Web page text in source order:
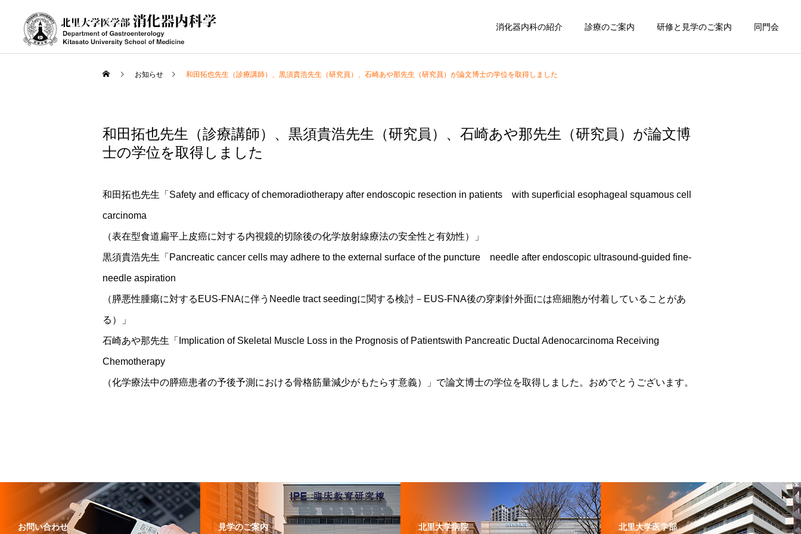
消化器内科の紹介 診療のご案内 研修と見学のご案内 同門会
お知らせ 和田拓也先生（診療講師）、黒須貴浩先生（研究員）、石崎あや那先生（研究員）が論文博士の学位を取得しました
和田拓也先生（診療講師）、黒須貴浩先生（研究員）、石崎あや那先生（研究員）が論文博
士の学位を取得しました
和田拓也先生「Safety and efficacy of chemoradiotherapy after endoscopic resection in patients with superficial esophageal squamous cell
carcinoma
（表在型食道扁平上皮癌に対する内視鏡的切除後の化学放射線療法の安全性と有効性）」
黒須貴浩先生「Pancreatic cancer cells may adhere to the external surface of the puncture needle after endoscopic ultrasound-guided fine-
needle aspiration
（膵悪性腫瘍に対するEUS-FNAに伴うNeedle tract seedingに関する検討－EUS-FNA後の穿刺針外面には癌細胞が付着していることがあ
る）」
石崎あや那先生「Implication of Skeletal Muscle Loss in the Prognosis of Patientswith Pancreatic Ductal Adenocarcinoma Receiving
Chemotherapy
（化学療法中の膵癌患者の予後予測における骨格筋量減少がもたらす意義）」で論文博士の学位を取得しました。おめでとうございます。
お問い合わせ 見学のご案内 北里大学病院 北里大学医学部